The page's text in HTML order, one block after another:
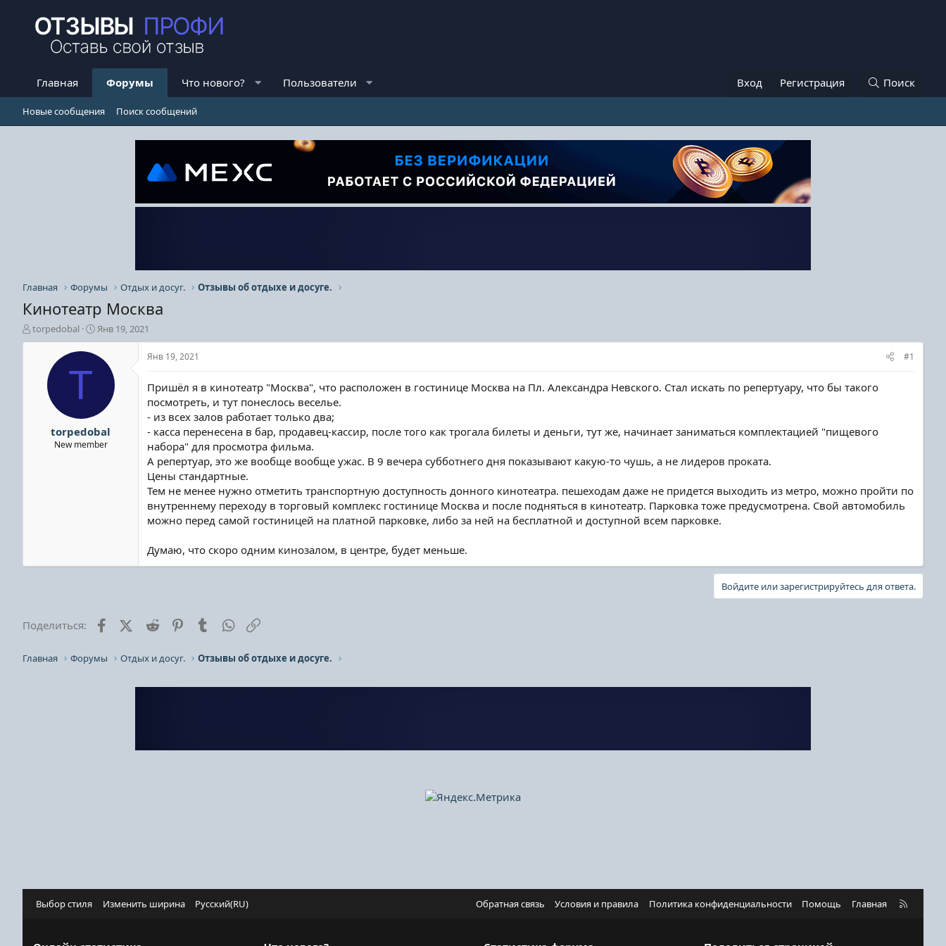
Главная Форумы Что нового? Пользователи Вход Регистрация Поиск
Новые сообщения Поиск сообщений
Главная Форумы Отдых и досуг. Отзывы об отдыхе и досуге.
Кинотеатр Москва
А
в
torpedobal
Д
а
т
а
л
а
Янв 19, 2021
T
torpedobal
New member
Янв 19, 2021 #1
Пришёл я в кинотеатр "Москва", что расположен в гостинице Москва на Пл. Александра Невского. Стал искать по репертуару, что бы такого
посмотреть, и тут понеслось веселье.
- из всех залов работает только два;
- касса перенесена в бар, продавец-кассир, после того как трогала билеты и деньги, тут же, начинает заниматься комплектацией "пищевого
набора" для просмотра фильма.
А репертуар, это же вообще вообще ужас. В 9 вечера субботнего дня показывают какую-то чушь, а не лидеров проката.
Цены стандартные.
Тем не менее нужно отметить транспортную доступность донного кинотеатра. пешеходам даже не придется выходить из метро, можно пройти по
внутреннему переходу в торговый комплекс гостинице Москва и после подняться в кинотеатр. Парковка тоже предусмотрена. Свой автомобиль
можно перед самой гостиницей на платной парковке, либо за ней на бесплатной и доступной всем парковке.
Думаю, что скоро одним кинозалом, в центре, будет меньше.
Войдите или зарегистрируйтесь для ответа.
Поделиться: FacebookX (Twitter)
Reddit PinterestTumblr WhatsApp
Главная Форумы Отдых и досуг. Отзывы об отдыхе и досуге.
Выбор стиля Изменить ширина Русский(RU) Обратная связь Условия и правила Политика конфиденциальности Помощь Главная
R